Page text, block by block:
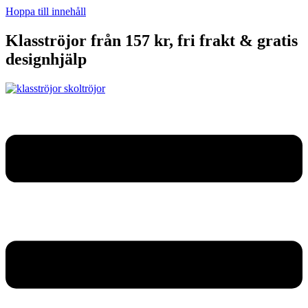
Hoppa till innehåll
Klasströjor från 157 kr, fri frakt & gratis
designhjälp